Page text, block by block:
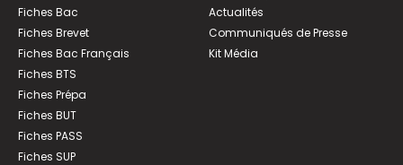
Fiches Bac
Fiches Brevet
Fiches Bac Français
Fiches BTS
Fiches Prépa
Fiches BUT
Fiches PASS
Fiches SUP
Actualités
Communiqués de Presse
Kit Média